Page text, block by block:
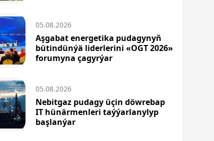
05.08.2026
Aşgabat energetika pudagynyň
bütindünýä liderlerini «OGT 2026»
forumyna çagyrýar
05.08.2026
Nebitgaz pudagy üçin döwrebap
IT hünärmenleri taýýarlanylyp
başlanýar